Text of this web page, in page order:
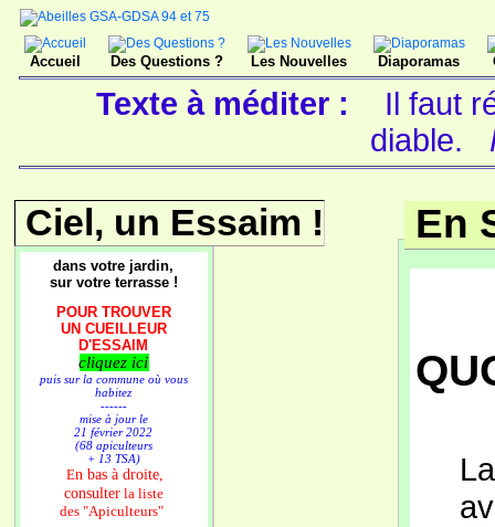
Accueil Des Questions ? Les Nouvelles Diaporamas
Texte à méditer :
Il faut
diable.
Ciel, un Essaim !
dans votre jardin,
sur votre terrasse !
POUR TROUVER
UN CUEILLEUR
D'ESSAIM
cliquez ici
puis sur la commune où vous
habitez
------
mise à jour le
21 février 2022
(68 apiculteurs
+ 13 TSA)
En bas à droite,
consulter la liste
des"Apiculteurs"
En